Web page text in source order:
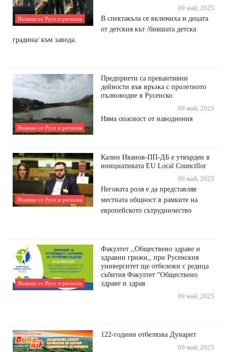
Новини от Русе и региона
09 май, 2025
В спектакъла се включиха и децата
от детския кът /бившата детска
градина/ към завода.
Новини от Русе и региона
Предприети са превантивни
дейности във връзка с пролетното
пълноводие в Русенско
09 май, 2025
Няма опасност от наводнения
Новини от Русе и региона
Калин Иванов-ПП-ДБ е утвърден в
инициативата EU Local Councillor
09 май, 2025
Неговата роля е да представляв
местната общност в рамките на
европейското сътрудничество
Новини от Русе и региона
Факултет ,,Обществено здраве и
здравни грижи,, при Русенския
университет ще отбележи с редица
събития Факултет “Обществено
здраве и здрав
09 май, 2025
122-години отбелязва Дунарит
09 май, 2025